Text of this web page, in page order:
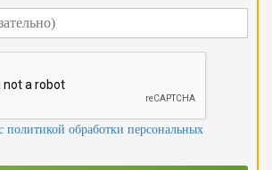
политикой обработки персональных